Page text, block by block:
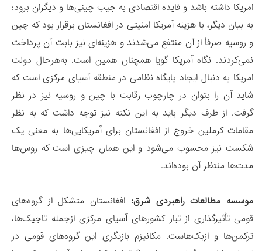
امریکا داشته باشد و فایده اقتصادی به جیب چینی‌ها و دیگران برود؛
به بیان دیگر، با هزینه آمریکا امنیتی در افغانستان برقرار بود که چین
و روسیه صرفاً از آن منتفع می‌شدند و هزینه‌ای نیز بابت آن پرداخت
نمی‌کردند. نگاه آمریکا گویا همچنان همین است. به‌هرحال دولت
امریکا به دنبال ایجاد پایگاه نظامی در منطقه آسیای مرکزی است که
شاید آن را بتوان در چارچوب رقابت با چین و روسیه نیز در نظر
گرفت. از طرف دیگر باید به این نکته نیز توجه داشت که به نظر
مقامات کرملین خروج از افغانستان برای آمریکایی‌ها به معنی یک
شکست نیز محسوب می‌شود و این همان چیزی است که روس‌ها
مدت‌ها منتظر آن بوده‌اند.
موسسه مطالعات راهبردی شرق: افغانستان متشکل از گروه‌های
قومی تأثیرگذاری از تبار کشورهای آسیای مرکزی ازجمله تاجیک‌ها،
ترکمن‌ها و ازبک‌هاست. مکانیزم بازیگری این گروه‌های قومی در